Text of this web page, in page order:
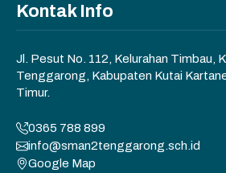
Kontak Info
Jl. Pesut No. 112, Kelurahan Timbau,
Tenggarong, Kabupaten Kutai
Timur.
0365 788 899
info@sman2tenggarong.sch.id
Google Map